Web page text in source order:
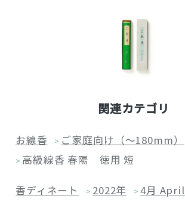
関連カテゴリ
お線香 > ご家庭向け（～180mm）
> 高級線香 春陽 徳用 短
香ディネート > 2022年 >4月 April